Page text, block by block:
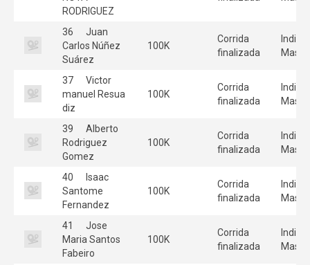
RODRIGUEZ
36
Juan
Carlos Núñez
Suárez
100K
Corrida
finalizada
37
Victor
manuel Resua
diz
100K
Corrida
finalizada
39
Alberto
Rodriguez
Gomez
100K
Corrida
finalizada
40
Isaac
Santome
Fernandez
100K
Corrida
finalizada
41
Jose
Maria Santos
Fabeiro
100K
Corrida
finalizada